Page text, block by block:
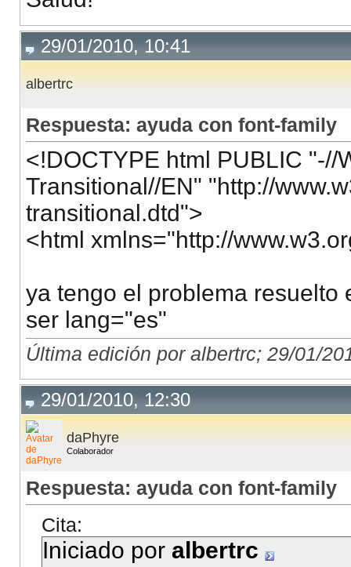
29/01/2010, 10:41
albertrc
Respuesta: ayuda con font-family
<!DOCTYPE html PUBLIC "-//
Transitional//EN" "http://
transitional.dtd">
<html xmlns="http://
ya tengo el problema resuelto
ser lang="es"
Última edición por albertrc; 29/01/
29/01/2010, 12:30
daPhyre
Colaborador
Respuesta: ayuda con font-family
Cita:
Iniciado por albertrc